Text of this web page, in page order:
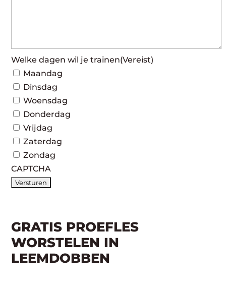
Welke dagen wil je trainen(Vereist)
Maandag
Dinsdag
Woensdag
Donderdag
Vrijdag
Zaterdag
Zondag
CAPTCHA
GRATIS PROEFLES
WORSTELEN IN
LEEMDOBBEN